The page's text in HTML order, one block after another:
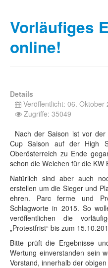
Vorläufiges
online!
Details
Veröffentlicht: 06. Oktober
Zugriffe: 35049
Nach der Saison ist vor
Cup Saison auf der High
Oberösterreich zu Ende
schon die Weichen für die KW
Natürlich sind aber auch
erstellen um die Sieger und
ehren. Parc ferme und
Schlagworte in 2015. So
veröffentlichen die
„Protestfrist“ bis zum
Bitte prüft die Ergebnisse
Wertung einverstanden sein
Vorstand, innerhalb der